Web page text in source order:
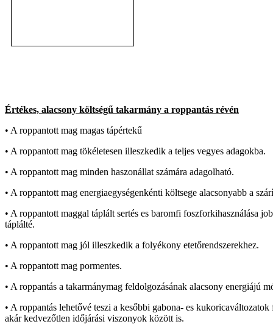
Értékes, alacsony költségű takarmány a roppantás révén
• A roppantott mag magas tápértekű
• A roppantott mag tökéletesen illeszkedik a teljes vegyes adagokba.
• A roppantott mag minden haszonállat számára adagolható.
• A roppantott mag energiaegységenkénti költsege alacsonyabb a
• A roppantott maggal táplált sertés es baromfi foszforkihasználása
táplálté.
• A roppantott mag jól illeszkedik a folyékony etetőrendszerekhez.
• A roppantott mag pormentes.
• A roppantás a takarmánymag feldolgozásának alacsony energiájú
• A roppantás lehetővé teszi a kesőbbi gabona- es kukoricaváltozatok
akár kedvezőtlen időjárási viszonyok között is.